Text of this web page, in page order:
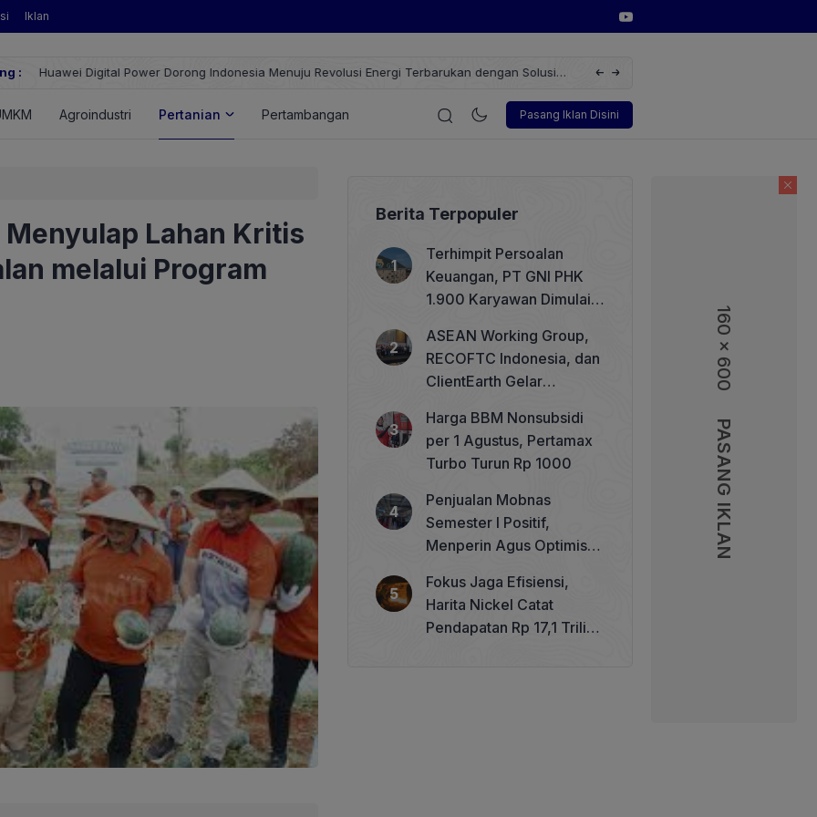
160 x 600
PASANG IKLAN
Iklan
:
Huawei Digital Power Dorong Indonesia Menuju Revolusi Energi Terbarukan dengan Solusi
Wakil Direktur Utama PT Pelindo,
Pasang Iklan Disini
Agroindustri Pertanian Pertambangan Korporasi Teknologi Otomotif
Menyulap Lahan Kritis
melalui Program
Berita Terpopuler
Terhimpit Persoalan
Keuangan, PT GNI PHK
1.900 Karyawan Dimulai 5
ASEAN Working Group,
RECOFTC Indonesia, dan
ClientEarth Gelar
Memperkuat Tata Kelola
Perhutanan Sosial
Harga BBM Nonsubsidi
per 1 Agustus, Pertamax
Turbo Turun Rp 1000
Penjualan Mobnas
Semester I Positif,
Menperin Agus Optimistis
Fokus Jaga Efisiensi,
Harita Nickel Catat
Pendapatan Rp 17,1 Triliun